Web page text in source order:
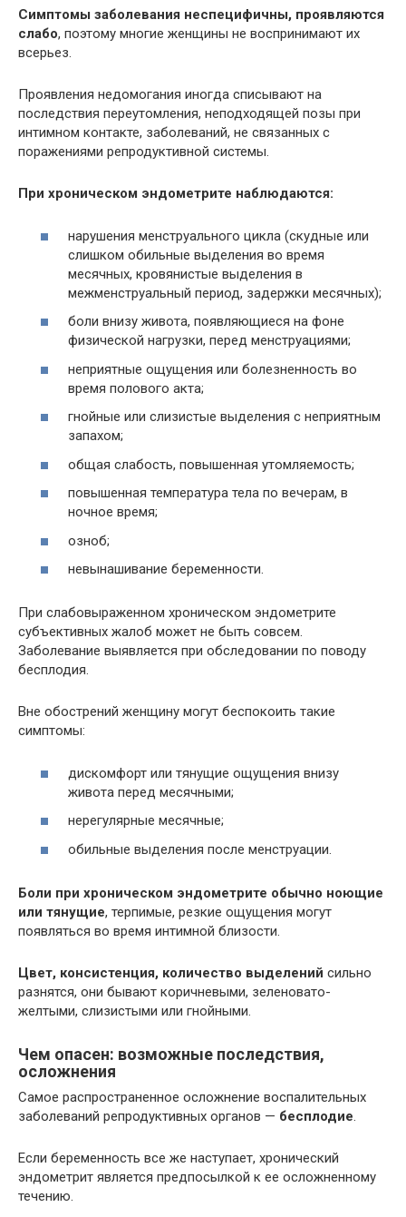
Симптомы заболевания неспецифичны, проявляются
слабо, поэтому многие женщины не воспринимают их
всерьез.
Проявления недомогания иногда списывают на
последствия переутомления, неподходящей позы при
интимном контакте, заболеваний, не связанных с
поражениями репродуктивной системы.
При хроническом эндометрите наблюдаются:
нарушения менструального цикла (скудные или
слишком обильные выделения во время
месячных, кровянистые выделения в
межменструальный период, задержки месячных);
боли внизу живота, появляющиеся на фоне
физической нагрузки, перед менструациями;
неприятные ощущения или болезненность во
время полового акта;
гнойные или слизистые выделения с неприятным
запахом;
общая слабость, повышенная утомляемость;
повышенная температура тела по вечерам, в
ночное время;
озноб;
невынашивание беременности.
При слабовыраженном хроническом эндометрите
субъективных жалоб может не быть совсем.
Заболевание выявляется при обследовании по поводу
бесплодия.
Вне обострений женщину могут беспокоить такие
симптомы:
дискомфорт или тянущие ощущения внизу
живота перед месячными;
нерегулярные месячные;
обильные выделения после менструации.
Боли при хроническом эндометрите обычно ноющие
или тянущие, терпимые, резкие ощущения могут
появляться во время интимной близости.
Цвет, консистенция, количество выделений сильно
разнятся, они бывают коричневыми, зеленовато-
желтыми, слизистыми или гнойными.
Чем опасен: возможные последствия,
осложнения
Самое распространенное осложнение воспалительных
заболеваний репродуктивных органов — бесплодие.
Если беременность все же наступает, хронический
эндометрит является предпосылкой к ее осложненному
течению.